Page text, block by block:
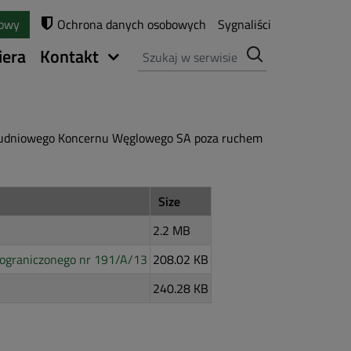
Ochrona danych osobowych Sygnaliści
Kontakt Szukaj
Koncernu Węglowego SA poza ruchem
Size
2.2 MB
nr 191/A/13 208.02 KB
240.28 KB